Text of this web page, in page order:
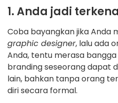
1. Anda jadi
Coba bayangkan jika Anda
graphic designer, lalu ada
Anda, tentu merasa
branding seseorang dapat
lain, bahkan tanpa orang
diri secara formal.